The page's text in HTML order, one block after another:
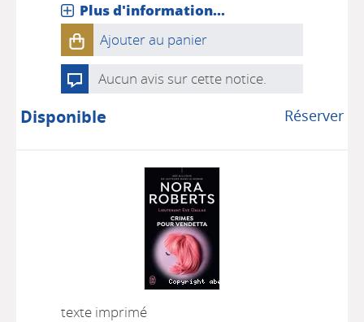
Plus d'information...
Ajouter au panier
Aucun avis sur cette notice.
Réserver
Disponible
texte imprimé